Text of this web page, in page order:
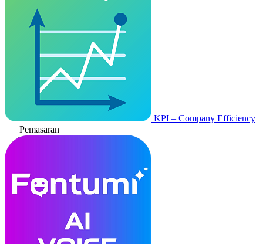
KPI – Company Efficiency
Pemasaran